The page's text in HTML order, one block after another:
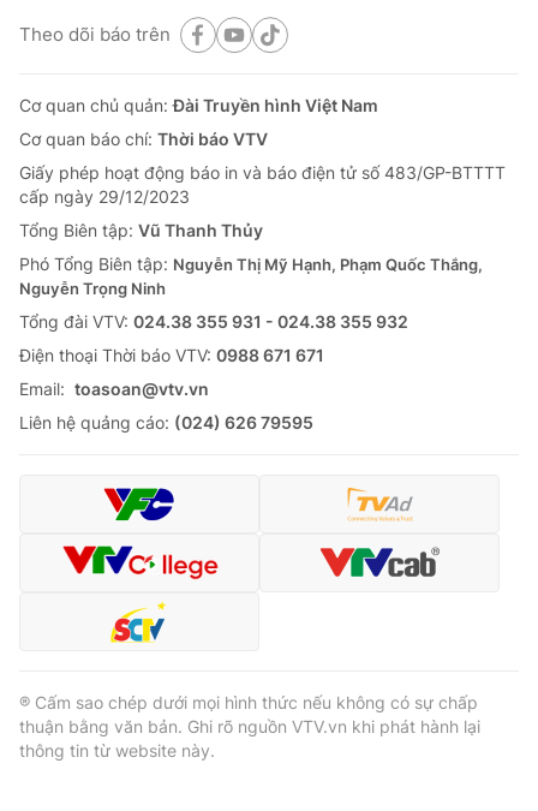
Theo dõi báo trên
Cơ quan chủ quản:Đài Truyền hình Việt Nam
Cơ quan báo chí: Thời báo VTV
Giấy phép hoạt động báo in và báo điện tử số 483/GP-BTTTT
cấp ngày 29/12/2023
Tổng Biên tập: Vũ Thanh Thủy
Phó Tổng Biên tập: Nguyễn Thị Mỹ Hạnh, Phạm Quốc Thắng,
Nguyễn Trọng Ninh
Tổng đài VTV: 024.38 355 931 - 024.38 355 932
Ðiện thoại Thời báo VTV: 0988 671 671
Email: toasoan@vtv.vn
Liên hệ quảng cáo: (024) 626 79595
® Cấm sao chép dưới mọi hình thức nếu không có sự chấp
thuận bằng văn bản. Ghi rõ nguồn VTV.vn khi phát hành lại
thông tin từ website này.